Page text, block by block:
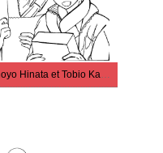
Shoyo Hinata et Tobio Kageyama